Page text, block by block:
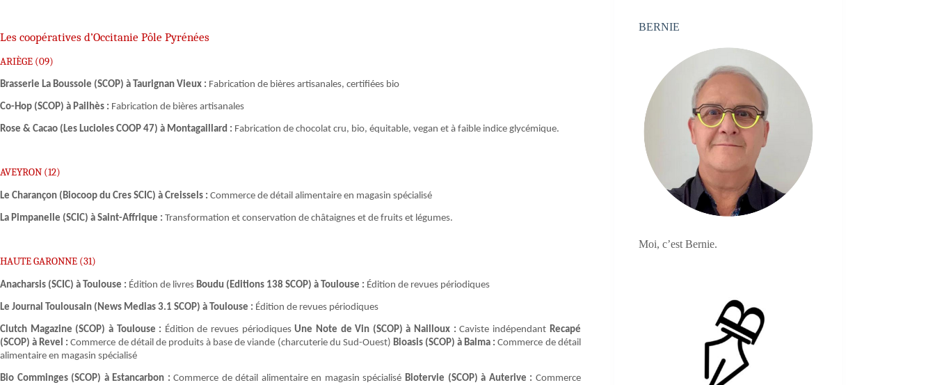
Les coopératives d’Occitanie Pôle Pyrénées
ARIÈGE (09)
Brasserie La Boussole (SCOP) à Taurignan Vieux : Fabrication de bières artisanales, certifiées bio
Co-Hop (SCOP) à Pailhès : Fabrication de bières artisanales
Rose & Cacao (Les Lucioles COOP 47) à Montagaillard : Fabrication de chocolat cru, bio, équitable, vegan et à faible indice glycémique.
AVEYRON (12)
Le Charançon (Biocoop du Cres SCIC) à Creissels : Commerce de détail alimentaire en magasin spécialisé
La Pimpanelle (SCIC) à Saint-Affrique : Transformation et conservation de châtaignes et de fruits et légumes.
HAUTE GARONNE (31)
Anacharsis (SCIC) à Toulouse : Édition de livres Boudu (Editions 138 SCOP) à Toulouse : Édition de revues périodiques
Le Journal Toulousain (News Medias 3.1 SCOP) à Toulouse : Édition de revues périodiques
Clutch Magazine (SCOP) à Toulouse : Édition de revues périodiquesUne Note de Vin (SCOP) à Nailloux :Caviste indépendant Recapé
(SCOP) à Revel :Commerce de détail de produits à base de viande (charcuterie du Sud-Ouest) Bioasis (SCOP) à Balma :Commerce de détail
alimentaire en magasin spécialisé
Bio Comminges (SCOP) à Estancarbon :Commerce de détail alimentaire en magasin spécialisé Biotervie (SCOP) à Auterive : Commerce
BERNIE
Moi, c’est Bernie.